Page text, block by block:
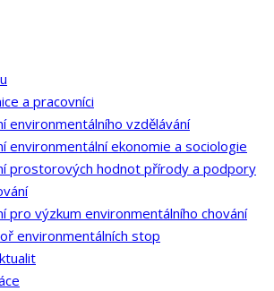
a pracovníci
environmentálního vzdělávání
environmentální ekonomie a sociologie
prostorových hodnot přírody a podpory
pro výzkum environmentálního chování
environmentálních stop